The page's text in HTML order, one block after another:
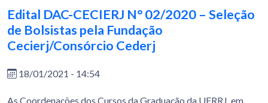
Edital DAC-CECIERJ N° 02/2020 – Seleção
de Bolsistas pela Fundação
Cecierj/Consórcio Cederj
18/01/2021 - 14:54
As Coordenações dos Cursos da Graduação da UFRRJ, em